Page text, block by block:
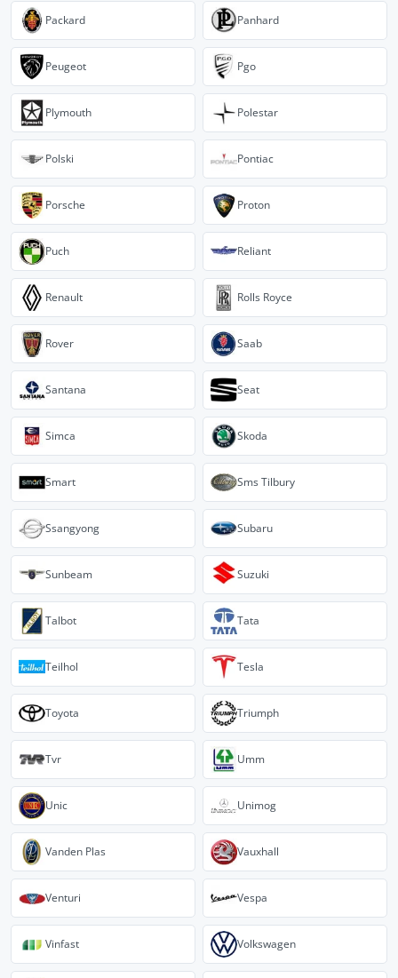
Packard Panhard
Peugeot Pgo
Plymouth Polestar
Polski Pontiac
Porsche Proton
Puch Reliant
Renault Rolls Royce
Rover Saab
Santana Seat
Simca Skoda
Smart Sms Tilbury
Ssangyong Subaru
Sunbeam Suzuki
Talbot Tata
Teilhol Tesla
Toyota Triumph
Tvr Umm
Unic Unimog
Vanden Plas Vauxhall
Venturi Vespa
Vinfast Volkswagen